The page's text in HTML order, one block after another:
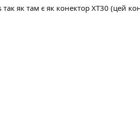
як там є як конектор ХТ30 (цей